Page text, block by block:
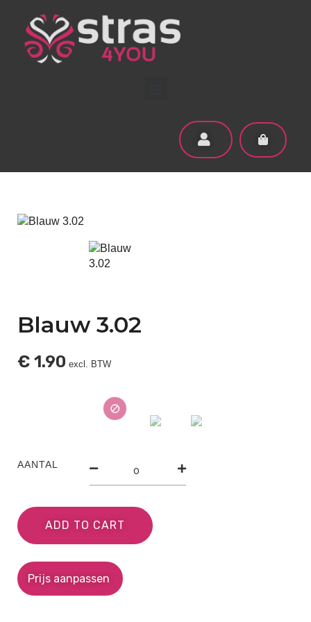
Blauw 3.02
€ 1.90 excl. BTW
AANTAL
ADD TO CART
Prijs aanpassen